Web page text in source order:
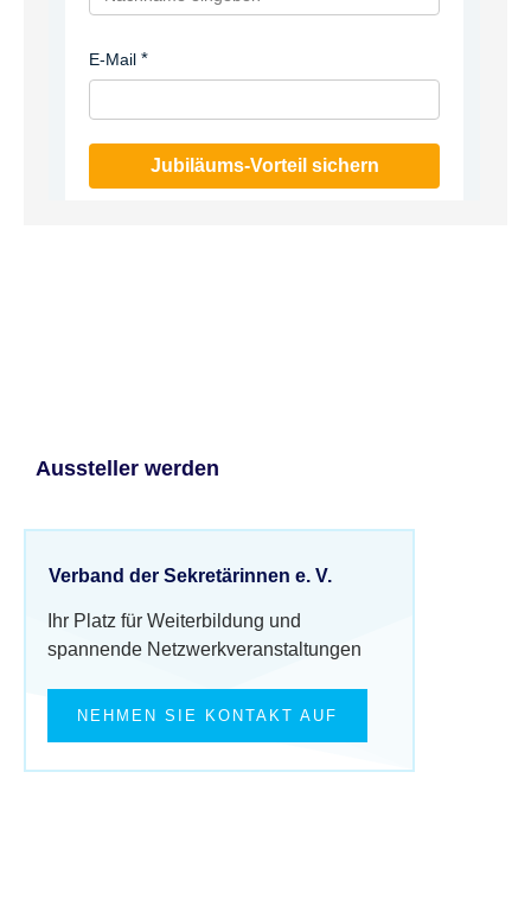
E-Mail
Jubiläums-Vorteil sichern
Aussteller werden
Verband der Sekretärinnen e. V.
Ihr Platz für Weiterbildung und
spannende Netzwerkveranstaltungen
NEHMEN SIE KONTAKT AUF